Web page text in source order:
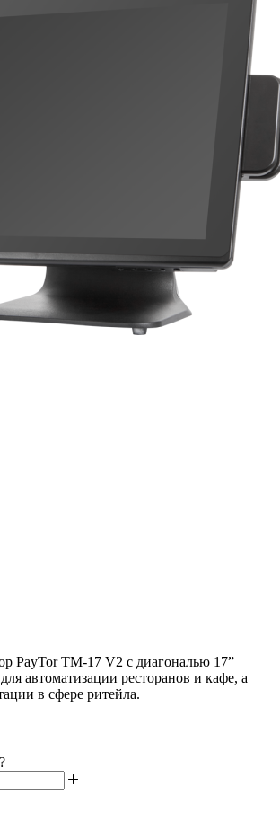
PayTor TM-17 V2 с диагональю 17”
автоматизации ресторанов и кафе, а
в сфере ритейла.